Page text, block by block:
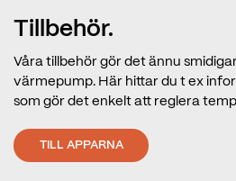
Tillbehör.
Våra tillbehör gör det ännu
värmepump. Här hittar du t ex
som gör det enkelt att reglera
TILL APPARNA